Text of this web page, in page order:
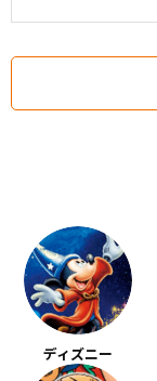
ディズニー